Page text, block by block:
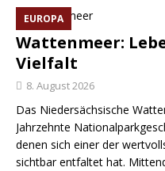
EUROPA
Wattenmeer:
Vielfalt
8. August 2026
Das Niedersächsische
Jahrzehnte
denen sich einer der
sichtbar entfaltet hat.